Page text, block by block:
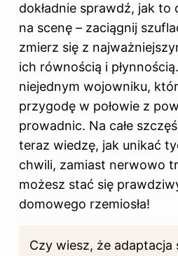
dokładnie sprawdź, jak to
na scenę – zaciągnij
zmierz się z
ich równością i płynnością.
niejednym wojowniku,
przygodę w połowie z
prowadnic. Na całe
teraz wiedzę, jak unikać
chwili, zamiast nerwowo
możesz stać się
domowego rzemiosła!
Czy wiesz, że adaptacja